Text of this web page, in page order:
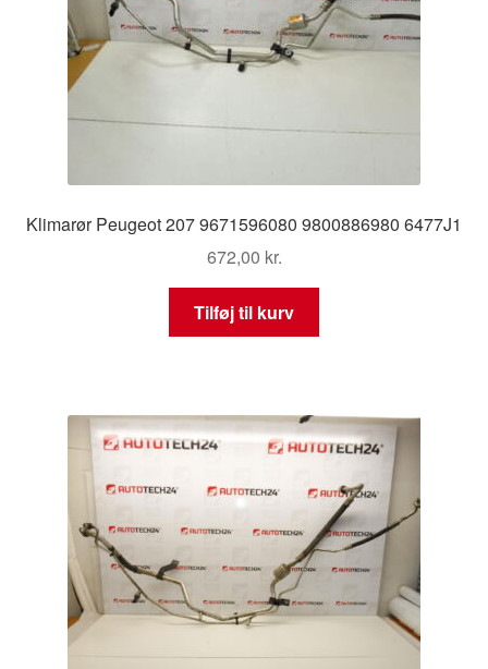
Klimarør Peugeot 207 9671596080 9800886980 6477J1
672,00 kr.
Tilføj til kurv